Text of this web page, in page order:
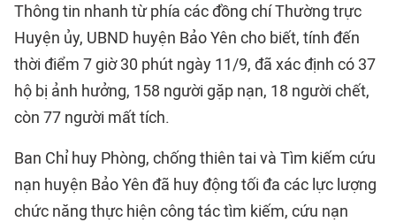
Thông tin nhanh từ phía các đồng chí Thường trực
Huyện ủy, UBND huyện Bảo Yên cho biết, tính đến
thời điểm 7 giờ 30 phút ngày 11/9, đã xác định có 37
hộ bị ảnh hưởng, 158 người gặp nạn, 18 người chết,
còn 77 người mất tích.
Ban Chỉ huy Phòng, chống thiên tai và Tìm kiếm cứu
nạn huyện Bảo Yên đã huy động tối đa các lực lượng
chức năng thực hiện công tác tìm kiếm, cứu nạn